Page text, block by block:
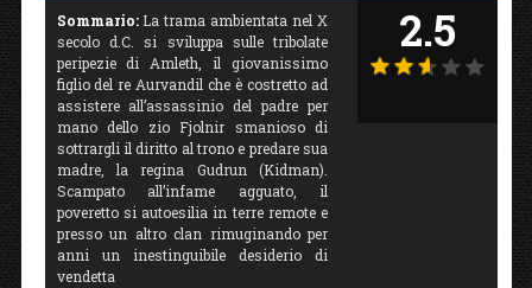
Sommario:La trama ambientata nel X
secolo d.C. si sviluppa sulle tribolate
peripezie di Amleth, il giovanissimo
figlio del re Aurvandil che è costretto ad
assistere all’assassinio del padre per
mano dello zio Fjolnir smanioso di
sottrargli il diritto al trono e predare sua
madre, la regina Gudrun (Kidman).
Scampato all’infame agguato, il
poveretto si autoesilia in terre remote e
presso un altro clan rimuginando per
anni un inestinguibile desiderio di
vendetta
2.5